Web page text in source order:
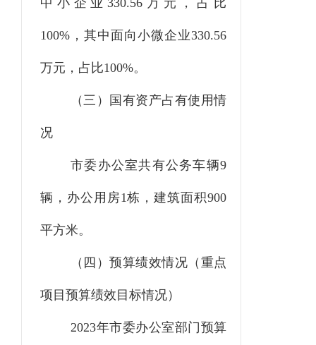
中小企业330.56万元，占比
100%，其中面向小微企业330.56
万元，占比100%。
（三）国有资产占有使用情
况
市委办公室共有公务车辆9
辆，办公用房1栋，建筑面积900
平方米。
（四）预算绩效情况 （重点
项目预算绩效目标情况）
2023年市委办公室部门预算